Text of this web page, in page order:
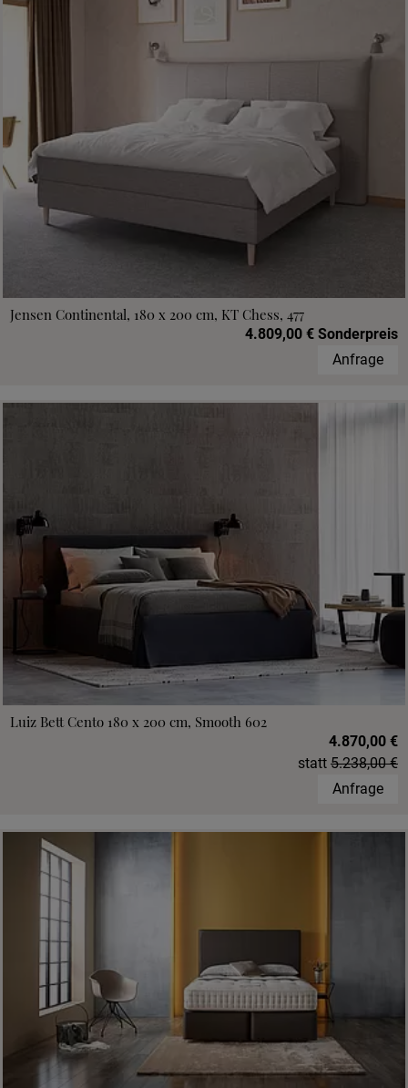
Jensen Continental, 180 x 200 cm, KT Chess, 477
4.809,00 € Sonderpreis
Anfrage
Luiz Bett Cento 180 x 200 cm, Smooth 602
4.870,00 €
statt 5.238,00 €
Anfrage